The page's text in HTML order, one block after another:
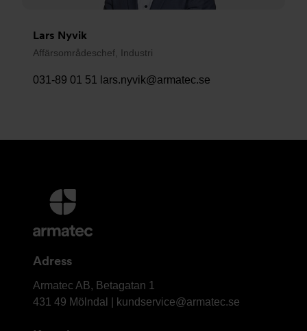
Lars Nyvik
Affärsområdeschef, Industri
031-89 01 51 lars.nyvik@armatec.se
Ytterligare
information
och
Adress
Armatec
AB
Armatec AB, Betagatan 1
431 49 Mölndal |
kundservice@armatec.se